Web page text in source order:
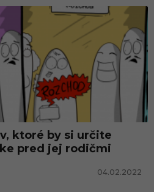
ktoré by si určite
pred jej rodičmi
04.02.2022